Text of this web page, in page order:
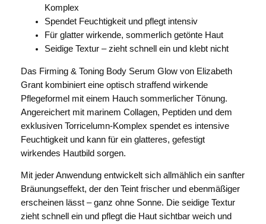
T
E
l
z
a
b
t
h
G
r
Komplex
Spendet Feuchtigkeit und pflegt intensiv
Für glatter wirkende, sommerlich getönte Haut
Seidige Textur – zieht schnell ein und klebt nicht
Das Firming & Toning Body Serum Glow von Elizabeth
Grant kombiniert eine optisch straffend wirkende
Pflegeformel mit einem Hauch sommerlicher Tönung.
Angereichert mit marinem Collagen, Peptiden und dem
exklusiven Torricelumn-Komplex spendet es intensive
Feuchtigkeit und kann für ein glatteres, gefestigt
wirkendes Hautbild sorgen.
Mit jeder Anwendung entwickelt sich allmählich ein sanfter
Bräunungseffekt, der den Teint frischer und ebenmäßiger
erscheinen lässt – ganz ohne Sonne. Die seidige Textur
zieht schnell ein und pflegt die Haut sichtbar weich und